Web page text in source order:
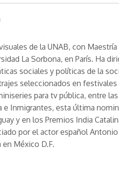
de la UNAB, con Maestría
La Sorbona, en París. Ha
sociales y políticas de la
seleccionados en festivales
para tv pública, entre
e Inmigrantes, esta última
y en los Premios India
por el actor español Antonio
México D.F.